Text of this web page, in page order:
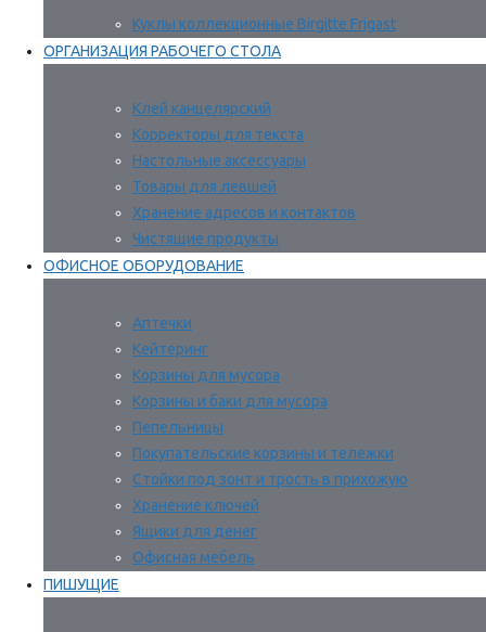
Куклы коллекционные Birgitte Frigast
ОРГАНИЗАЦИЯ РАБОЧЕГО СТОЛА
Клей канцелярский
Корректоры для текста
Настольные аксессуары
Товары для левшей
Хранение адресов и контактов
Чистящие продукты
ОФИСНОЕ ОБОРУДОВАНИЕ
Аптечки
Кейтеринг
Корзины для мусора
Корзины и баки для мусора
Пепельницы
Покупательские корзины и тележки
Стойки под зонт и трость в прихожую
Хранение ключей
Ящики для денег
Офисная мебель
ПИШУЩИЕ